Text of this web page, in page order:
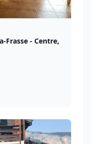
Frasse - Centre,